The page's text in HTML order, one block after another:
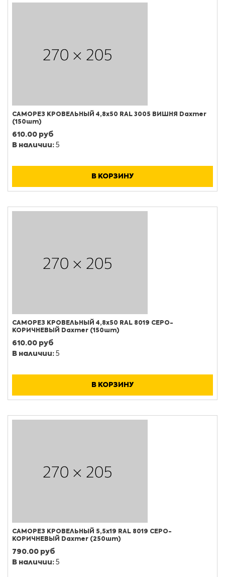
САМОРЕЗ КРОВЕЛЬНЫЙ 4,8х50 RAL 3005 ВИШНЯ Daxmer
(150шт)
610.00 руб
В наличии: 5
В КОРЗИНУ
САМОРЕЗ КРОВЕЛЬНЫЙ 4,8х50 RAL 8019 СЕРО-
КОРИЧНЕВЫЙ Daxmer (150шт)
610.00 руб
В наличии: 5
В КОРЗИНУ
САМОРЕЗ КРОВЕЛЬНЫЙ 5,5х19 RAL 8019 СЕРО-
КОРИЧНЕВЫЙ Daxmer (250шт)
790.00 руб
В наличии: 5